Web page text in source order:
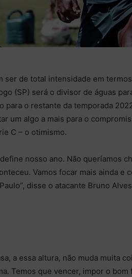
ser de total intensidade em
(SP) será o divisor de águas
para o restante da temporada
um algo a mais para o
C – o otimismo.
nosso ano. Não queríamos
Vamos focar mais ainda e
disse o atacante Bruno
a essa altura, não muda muita
Temos que vencer, impor o